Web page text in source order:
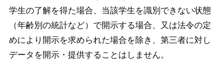
学生の了解を得た場合、当該学生を識別できない状態
（年齢別の統計など）で開示する場合、又は法令の定
めにより開示を求められた場合を除き、第三者に対し
データを開示・提供することはしません。